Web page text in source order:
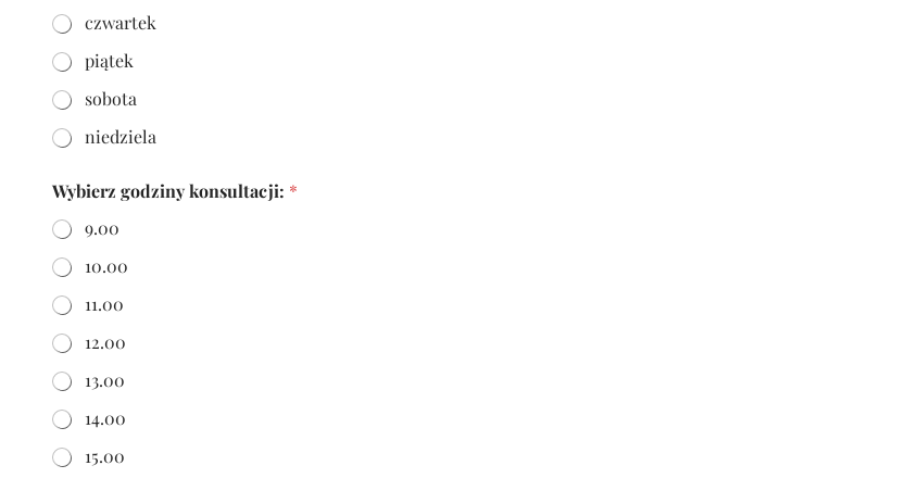
a
/
z
a
i
n
t
r
e
s
o
w
a
n
y
b
e
p
a
czwartek
piątek
sobota
niedziela
Wybierz godziny konsultacji: *
9.00
10.00
11.00
12.00
13.00
14.00
15.00